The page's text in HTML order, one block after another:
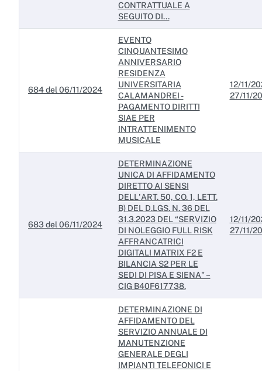
CONTRATTUALE A
SEGUITO DI...
684 del 06/11/2024
EVENTO
CINQUANTESIMO
ANNIVERSARIO
RESIDENZA
UNIVERSITARIA
CALAMANDREI -
PAGAMENTO DIRITTI
SIAE PER
INTRATTENIMENTO
MUSICALE
12/11/
27/11/
683 del 06/11/2024
DETERMINAZIONE
UNICA DI AFFIDAMENTO
DIRETTO AI SENSI
DELL'ART. 50, CO. 1, LETT.
B) DEL D.LGS. N. 36 DEL
31.3.2023 DEL “SERVIZIO
DI NOLEGGIO FULL RISK
AFFRANCATRICI
DIGITALI MATRIX F2 E
BILANCIA S2 PER LE
SEDI DI PISA E SIENA" –
CIG B40F617738.
12/11/
27/11/
DETERMINAZIONE DI
AFFIDAMENTO DEL
SERVIZIO ANNUALE DI
MANUTENZIONE
GENERALE DEGLI
IMPIANTI TELEFONICI E